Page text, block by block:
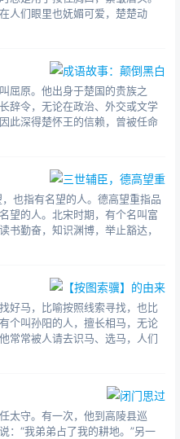
人们眼里也妩媚可爱，楚楚动
屈原。他出身于楚国的贵族之
辞令，无论在政治、外交或文学
此深得楚怀王的信赖，曾被任命
也指有名望的人。德高望重指品
望的人。北宋时期，有个名叫富
书勤奋，知识渊博，举止豁达，
好马，比喻按照线索寻找，也比
个叫孙阳的人，擅长相马，无论
常常被人请去识马、选马，人们
太守。有一次，他到高陵县巡
：“我弟弟占了我的耕地。”另一